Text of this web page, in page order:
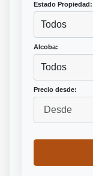
Estado Propiedad:
Todos
Alcoba:
Todos
Precio desde: